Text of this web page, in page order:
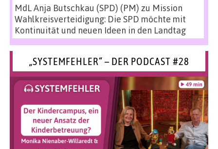
MdL Anja Butschkau (SPD) (PM) zu Mission
Wahlkreisverteidigung: Die SPD möchte mit
Kontinuität und neuen Ideen in den Landtag
„SYSTEMFEHLER“ – DER PODCAST #28